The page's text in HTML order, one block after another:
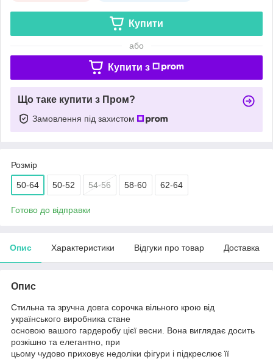
Купити
або
Купити з
Що таке купити з Пром?
Замовлення під захистом
Розмір
50-64 50-52 54-56 58-60 62-64
Готово до відправки
Опис Характеристики Відгуки про товар Доставка
Опис
Стильна та зручна довга сорочка вільного крою від
українського виробника стане
основою вашого гардеробу цієї весни. Вона виглядає досить
розкішно та елегантно, при
цьому чудово приховує недоліки фігури і підкреслює її